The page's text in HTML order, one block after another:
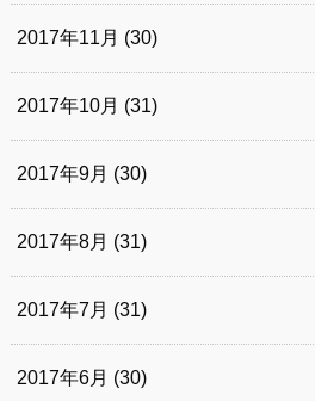
2017年11月 (30)
2017年10月 (31)
2017年9月 (30)
2017年8月 (31)
2017年7月 (31)
2017年6月 (30)